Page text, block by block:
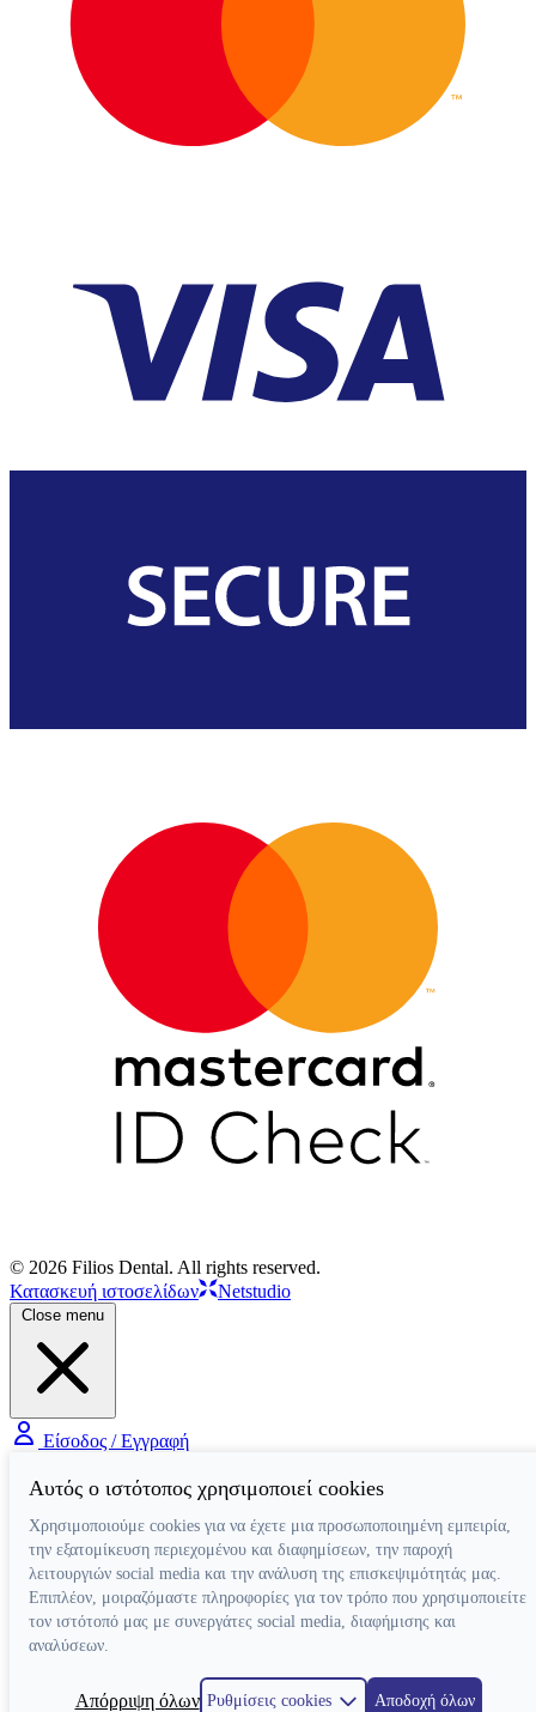
© 2026 Filios Dental. All rights reserved.
Κατασκευή ιστοσελίδων
Netstudio
Close menu
Είσοδος / Εγγραφή
Αυτός ο ιστότοπος χρησιμοποιεί cookies
Χρησιμοποιούμε cookies για να έχετε μια προσωποποιημένη εμπειρία,
την εξατομίκευση περιεχομένου και διαφημίσεων, την παροχή
λειτουργιών social media και την ανάλυση της επισκεψιμότητάς μας.
Επιπλέον, μοιραζόμαστε πληροφορίες για τον τρόπο που χρησιμοποιείτε
τον ιστότοπό μας με συνεργάτες social media, διαφήμισης και
αναλύσεων.
Απόρριψη όλων Ρυθμίσεις cookies Αποδοχή όλων